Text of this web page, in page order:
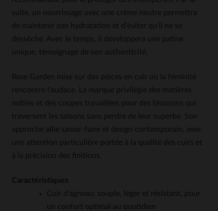
suite, un nourrissage avec une crème neutre permettra
de maintenir son hydratation et d'éviter qu'il ne se
dessèche. Avec le temps, il développera une patine
unique, témoignage de son authenticité.
Rose Garden mise sur des pièces en cuir où la féminité
rencontre l'audace. La marque privilégie des matières
nobles et des coupes travaillées pour des blousons qui
traversent les saisons sans perdre de leur superbe. Son
approche allie savoir-faire et design contemporain, avec
une attention particulière portée à la qualité des cuirs et
à la précision des finitions.
Caractéristiques
Cuir d'agneau: souple, léger et résistant, pour
un confort optimal au quotidien